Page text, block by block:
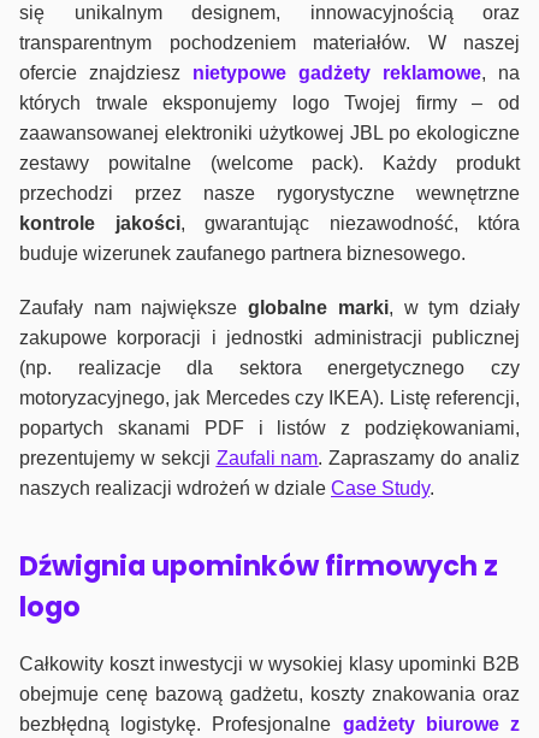
się unikalnym designem, innowacyjnością oraz
transparentnym pochodzeniem materiałów. W naszej
ofercie znajdziesz nietypowe gadżety reklamowe, na
których trwale eksponujemy logo Twojej firmy – od
zaawansowanej elektroniki użytkowej JBL po ekologiczne
zestawy powitalne (welcome pack). Każdy produkt
przechodzi przez nasze rygorystyczne wewnętrzne
kontrole jakości, gwarantując niezawodność, która
buduje wizerunek zaufanego partnera biznesowego.
Zaufały nam największeglobalne marki, w tym działy
zakupowe korporacji i jednostki administracji publicznej
(np. realizacje dla sektora energetycznego czy
motoryzacyjnego, jak Mercedes czy IKEA). Listę referencji,
popartych skanami PDF i listów z podziękowaniami,
prezentujemy w sekcji Zaufali nam. Zapraszamy do analiz
naszych realizacji wdrożeń w dziale Case Study.
Dźwignia upominków firmowych z
logo
Całkowity koszt inwestycji w wysokiej klasy upominki B2B
obejmuje cenę bazową gadżetu, koszty znakowania oraz
bezbłędną logistykę. Profesjonalne gadżety biurowe z